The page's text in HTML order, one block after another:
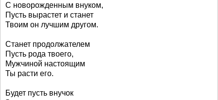
С новорожденным внуком,
Пусть вырастет и станет
Твоим он лучшим другом.
Станет продолжателем
Пусть рода твоего,
Мужчиной настоящим
Ты расти его.
Будет пусть внучок